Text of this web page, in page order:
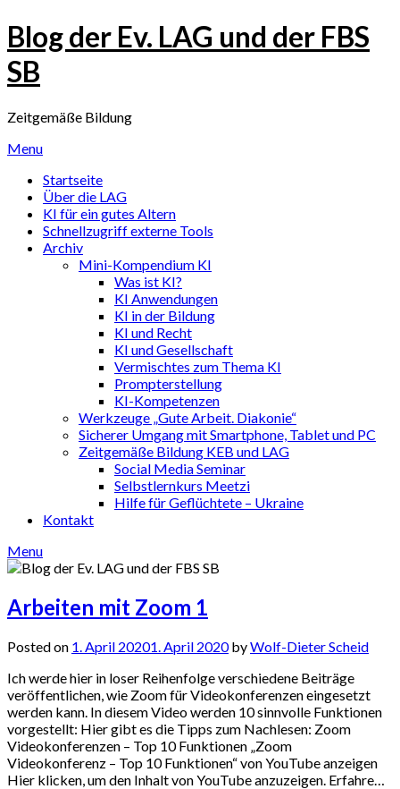
Skip
to
content
Blog der Ev. LAG und der FBS
SB
Zeitgemäße Bildung
Menu
Startseite
Über die LAG
KI für ein gutes Altern
Schnellzugriff externe Tools
Archiv
Mini-Kompendium KI
Was ist KI?
KI Anwendungen
KI in der Bildung
KI und Recht
KI und Gesellschaft
Vermischtes zum Thema KI
Prompterstellung
KI-Kompetenzen
Werkzeuge „Gute Arbeit. Diakonie“
Sicherer Umgang mit Smartphone, Tablet und PC
Zeitgemäße Bildung KEB und LAG
Social Media Seminar
Selbstlernkurs Meetzi
Hilfe für Geflüchtete – Ukraine
Kontakt
Menu
Arbeiten mit Zoom 1
Posted on 1. April 20201. April 2020byWolf-Dieter Scheid
Ich werde hier in loser Reihenfolge verschiedene Beiträge
veröffentlichen, wie Zoom für Videokonferenzen eingesetzt
werden kann. In diesem Video werden 10 sinnvolle Funktionen
vorgestellt: Hier gibt es die Tipps zum Nachlesen: Zoom
Videokonferenzen – Top 10 Funktionen „Zoom
Videokonferenz – Top 10 Funktionen“ von YouTube anzeigen
Hier klicken, um den Inhalt von YouTube anzuzeigen. Erfahre…